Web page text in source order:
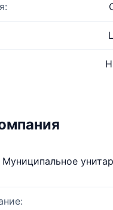
Муниципальное